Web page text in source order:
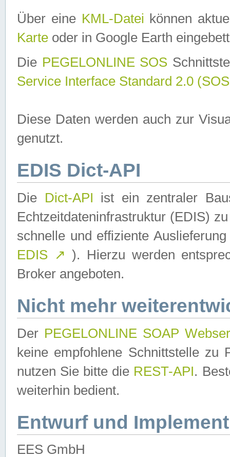
Über eine KML-Datei können
Karte oder in Google Earth
Die PEGELONLINE SOS
Service Interface Standard 2.0
Diese Daten werden auch zur
genutzt.
EDIS Dict-API
Die Dict-API ist ein zentraler
Echtzeitdateninfrastruktur (EDIS)
schnelle und effiziente
EDIS ↗ ). Hierzu werden
Broker angeboten.
Nicht mehr
Der PEGELONLINE SOAP
keine empfohlene Schnittstelle zu
nutzen Sie bitte die REST-API.
weiterhin bedient.
Entwurf und
EES GmbH